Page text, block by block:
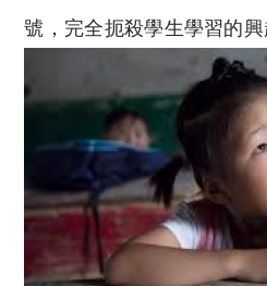
號，完全扼殺學生學習的興